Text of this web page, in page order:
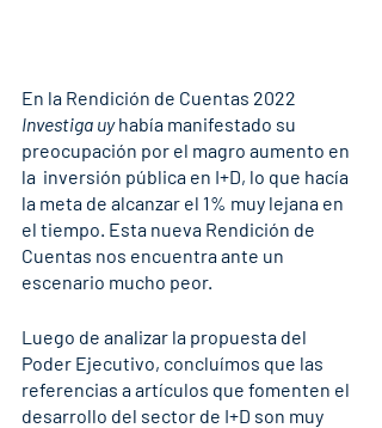
En la Rendición de Cuentas 2022
Investiga uy había manifestado su
preocupación por el magro aumento en
la  inversión pública en I+D, lo que hacía
la meta de alcanzar el 1% muy lejana en
el tiempo. Esta nueva Rendición de
Cuentas nos encuentra ante un
escenario mucho peor.
Luego de analizar la propuesta del
Poder Ejecutivo, concluímos que las
referencias a artículos que fomenten el
desarrollo del sector de I+D son muy